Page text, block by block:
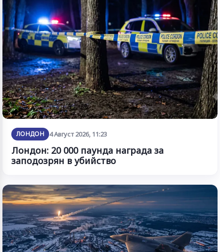
ЛОНДОН 4 Август 2026, 11:23
Лондон: 20 000 паунда награда за
заподозрян в убийство